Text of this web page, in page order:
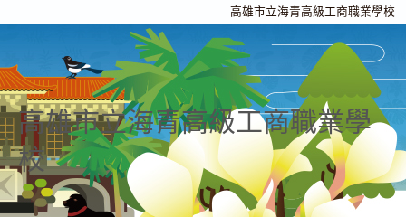
高雄市立海青高級工商職業學校
高雄市立海青高級工商職業學
校